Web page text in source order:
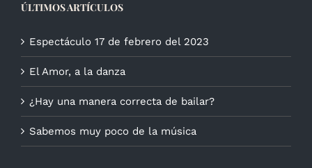
ÚLTIMOS ARTÍCULOS
Espectáculo 17 de febrero del 2023
El Amor, a la danza
¿Hay una manera correcta de bailar?
Sabemos muy poco de la música